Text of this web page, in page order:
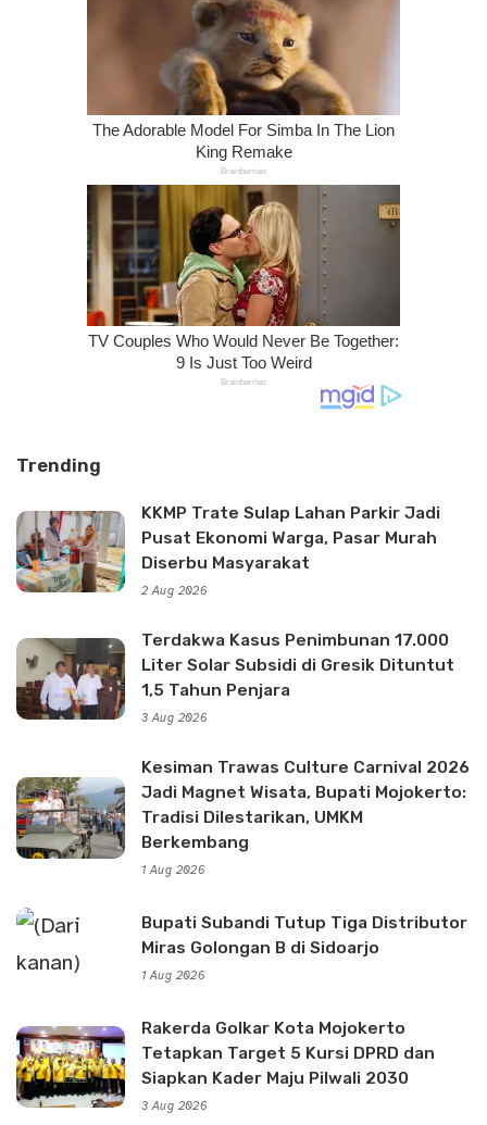
Trending
KKMP Trate Sulap Lahan Parkir Jadi
Pusat Ekonomi Warga, Pasar Murah
Diserbu Masyarakat
2 Aug 2026
Terdakwa Kasus Penimbunan 17.000
Liter Solar Subsidi di Gresik Dituntut
1,5 Tahun Penjara
3 Aug 2026
Kesiman Trawas Culture Carnival 2026
Jadi Magnet Wisata, Bupati Mojokerto:
Tradisi Dilestarikan, UMKM
Berkembang
1 Aug 2026
Bupati Subandi Tutup Tiga Distributor
Miras Golongan B di Sidoarjo
1 Aug 2026
Rakerda Golkar Kota Mojokerto
Tetapkan Target 5 Kursi DPRD dan
Siapkan Kader Maju Pilwali 2030
3 Aug 2026